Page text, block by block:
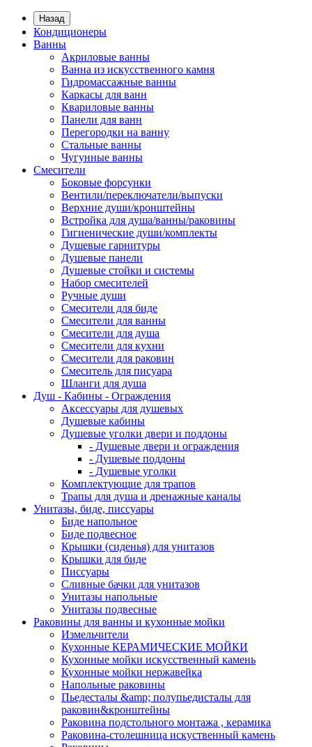
Назад
Кондиционеры
Ванны
Акриловые ванны
Ванна из искусственного камня
Гидромассажные ванны
Каркасы для ванн
Квариловые ванны
Панели для ванн
Перегородки на ванну
Стальные ванны
Чугунные ванны
Смесители
Боковые форсунки
Вентили/переключатели/выпуски
Верхние души/кронштейны
Встройка для душа/ванны/раковины
Гигиенические души/комплекты
Душевые гарнитуры
Душевые панели
Душевые стойки и системы
Набор смесителей
Ручные души
Смесители для биде
Смесители для ванны
Смесители для душа
Смесители для кухни
Смесители для раковин
Смеситель для писуара
Шланги для душа
Душ - Кабины - Ограждения
Аксессуары для душевых
Душевые кабины
Душевые уголки двери и поддоны
- Душевые двери и ограждения
- Душевые поддоны
- Душевые уголки
Комплектующие для трапов
Трапы для душа и дренажные каналы
Унитазы, биде, писсуары
Биде напольное
Биде подвесное
Крышки (сиденья) для унитазов
Крышки для биде
Писсуары
Сливные бачки для унитазов
Унитазы напольные
Унитазы подвесные
Раковины для ванны и кухонные мойки
Измельчители
Кухонные КЕРАМИЧЕСКИЕ МОЙКИ
Кухонные мойки искусственный камень
Кухонные мойки нержавейка
Напольные раковины
Пьедесталы &amp; полупьедисталы для
раковин&кронштейны
Раковина подстольного монтажа , керамика
Раковина-столешница искуственный камень